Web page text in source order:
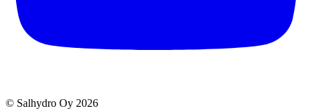
© Salhydro Oy 2026